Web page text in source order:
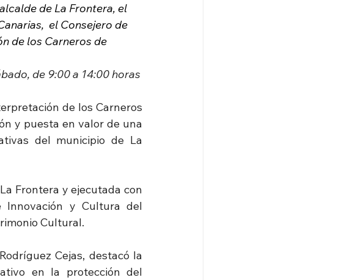
de La Frontera, el
el Consejero de
de los Carneros de
de 9:00 a 14:00 horas
de los Carneros
y puesta en valor de una
del municipio de La
Frontera y ejecutada con
Innovación y Cultura del
Cultural.
Cejas, destacó la
en la protección del